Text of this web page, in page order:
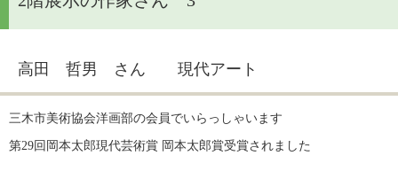
高田 哲男 さん 現代アート
三木市美術協会洋画部の会員でいらっしゃいます
第29回岡本太郎現代芸術賞 岡本太郎賞受賞されました